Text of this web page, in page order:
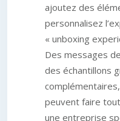
ajoutez des
personnalisez
« unboxing
Des messages
des échantillons
peuvent faire
une entreprise